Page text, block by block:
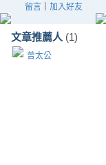
留言｜ 加入好友
文章推薦人 (1)
曾太公